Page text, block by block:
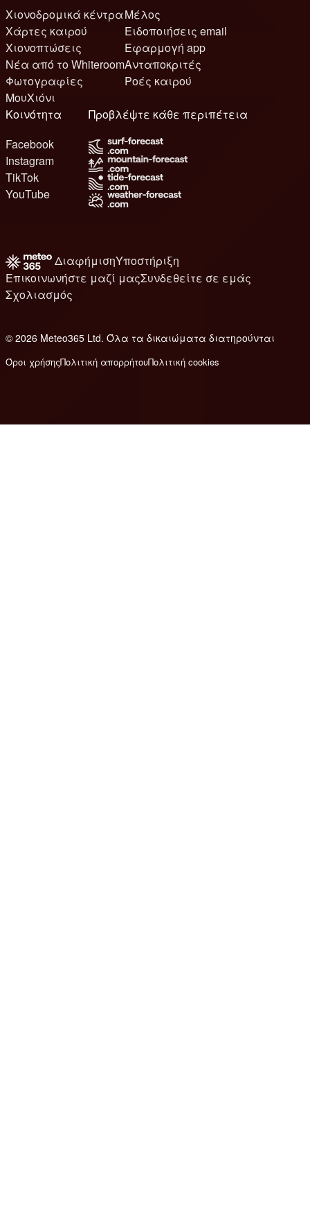
Χιονοδρομικά κέντρα
Χάρτες καιρού
Χιονοπτώσεις
Νέα από το Whiteroom
Φωτογραφίες
ΜουΧιόνι
Μέλος
Ειδοποιήσεις email
Εφαρμογή app
Ανταποκριτές
Ροές καιρού
Κοινότητα
Facebook
Instagram
TikTok
YouTube
Προβλέψτε κάθε περιπέτεια
ΔιαφήμισηΥποστήριξη
Επικοινωνήστε μαζί μαςΣυνδεθείτε σε εμάς
Σχολιασμός
© 2026 Meteo365 Ltd. Όλα τα δικαιώματα διατηρούνται
Όροι χρήσηςΠολιτική απορρήτουΠολιτική cookies